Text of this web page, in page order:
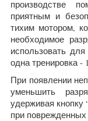
производстве
приятным и
тихим мотором,
необходимое
использовать
одна тренировка -
При появлении
уменьшить
удерживая кнопку
при